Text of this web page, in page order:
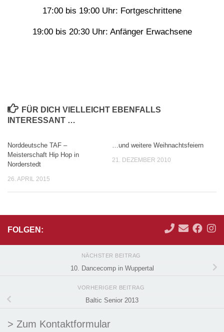
17:00 bis 19:00 Uhr: Fortgeschrittene
19:00 bis 20:30 Uhr: Anfänger Erwachsene
FÜR DICH VIELLEICHT EBENFALLS
INTERESSANT …
Norddeutsche TAF –
Meisterschaft Hip Hop in
Norderstedt
26. APRIL 2015
…und weitere Weihnachtsfeiern
21. DEZEMBER 2010
FOLGEN:
NÄCHSTER BEITRAG
10. Dancecomp in Wuppertal
VORHERIGER BEITRAG
Baltic Senior 2013
> Zum Kontaktformular